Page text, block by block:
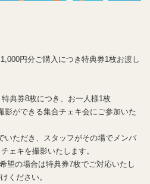
円分ご購入につき特典券1枚お渡し
典券8枚につき、お一人様1枚
影ができる集合チェキ会にご参加いた
いただき、スタッフがその場でメンバ
ェキを撮影いたします。
望の場合は特典券7枚でご対応いたし
ください。